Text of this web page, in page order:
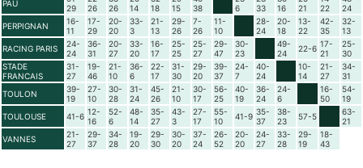
PAU
29
26
26
14
18
15
38
6
33
16
21
22
24
PERPIGNAN
16-
11
17-
29
20-
20
33-
3
21-
13
29-
26
7-
26
11-
10
28-
24
20-
18
13-
22
42-
35
32-
13
RACING PARIS
24-
24
36-
31
20-
27
33-
20
16-
17
25-
25
25-
27
29-
47
30-
23
49-
24
22-6 17-
21
25-
30
STADE
FRANCAIS
31-
27
19-
46
21-
10
36-
6
22-
17
31-
30
29-
20
39-
37
24-
7
40-
24
10-
14
21-
27
34-
31
TOULON
39-
19
27-
10
30-
28
31-
24
45-
26
21-
10
30-
17
56-
25
40-
19
36-
24
24-
6
16-
50
54-
19
TOULOUSE
41-6 12-
16
52-
6
48-
14
35-
27
43-
3
27-
17
55-
10
41-9 35-
37
38-
23
57-5
63-
21
VANNES
21-
27
29-
37
34-
28
19-
20
29-
30
30-
20
37-
24
26-
52
20-
20
24-
27
33-
28
29-
19
18-
43